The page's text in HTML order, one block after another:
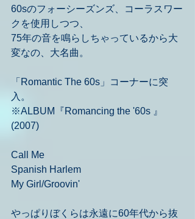
60sのフォーシーズンズ、コーラスワー
クを使用しつつ、
75年の音を鳴らしちゃっているから大
変なの、大名曲。
「Romantic The 60s」コーナーに突
入。
※ALBUM『Romancing the '60s 』
(2007)
Call Me
Spanish Harlem
My Girl/Groovin'
やっぱりぼくらは永遠に60年代から抜